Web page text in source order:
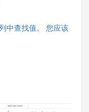
中查找值。 您应该